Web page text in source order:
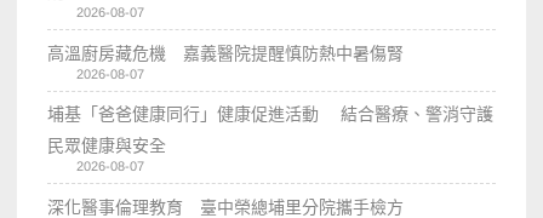
2026-08-07
高溫廚房藏危機 嘉義醫院提醒慎防熱中暑傷腎
2026-08-07
埔基「爸爸健康同行」健康促進活動 結合醫療、警消守護
民眾健康與安全
2026-08-07
深化醫事倫理教育 臺中榮總埔里分院攜手檢方